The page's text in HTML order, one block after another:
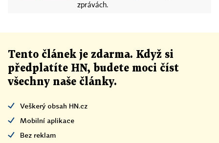
zprávách.
Tento článek je zdarma. Když si
předplatíte HN, budete moci číst
všechny naše články.
Veškerý obsah HN.cz
Mobilní aplikace
Bez reklam